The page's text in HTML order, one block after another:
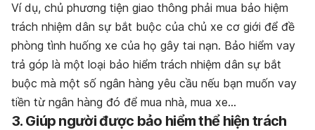
Ví dụ, chủ phương tiện giao thông phải mua bảo hiệm
trách nhiệm dân sự bắt buộc của chủ xe cơ giới để đề
phòng tình huống xe của họ gây tai nạn. Bảo hiểm vay
trả góp là một loại bảo hiểm trách nhiệm dân sự bắt
buộc mà một số ngân hàng yêu cầu nếu bạn muốn vay
tiền từ ngân hàng đó để mua nhà, mua xe…
3. Giúp người được bảo hiểm thể hiện trách